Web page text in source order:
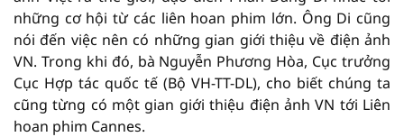
những cơ hội từ các liên hoan phim lớn. Ông Di cũng
nói đến việc nên có những gian giới thiệu về điện ảnh
VN. Trong khi đó, bà Nguyễn Phương Hòa, Cục trưởng
Cục Hợp tác quốc tế (Bộ VH-TT-DL), cho biết chúng ta
cũng từng có một gian giới thiệu điện ảnh VN tới Liên
hoan phim Cannes.